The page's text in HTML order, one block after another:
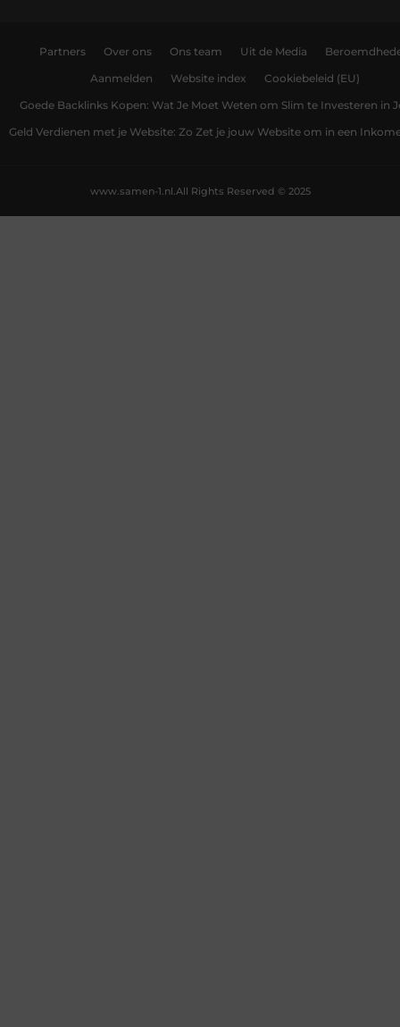
Partners Over ons Ons team Uit de Media
Aanmelden Website index Cookiebeleid (EU)
Goede Backlinks Kopen: Wat Je Moet Weten om Slim te Investeren in
Geld Verdienen met je Website: Zo Zet je jouw Website om in een
All Rights Reserved © 2025
www.samen-1.nl.